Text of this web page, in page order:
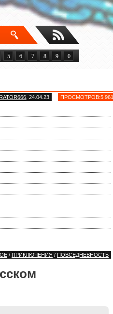
5 6 7 8 9 0
, 24.04.23 ПРОСМОТРОВ:5 961
/ ПРИКЛЮЧЕНИЯ / ПОВСЕДНЕВНОСТЬ